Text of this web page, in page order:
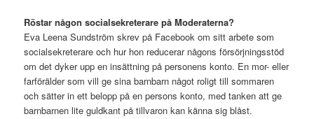
Röstar någon socialsekreterare på Moderaterna?
Eva Leena Sundström skrev på Facebook om sitt arbete som
socialsekreterare och hur hon reducerar någons försörjningsstöd
om det dyker upp en insättning på personens konto. En mor- eller
farförälder som vill ge sina barnbarn något roligt till sommaren
och sätter in ett belopp på en persons konto, med tanken att ge
barnbarnen lite guldkant på tillvaron kan känna sig blåst.